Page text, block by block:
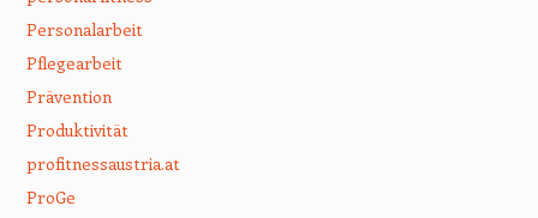
Personalarbeit
Pflegearbeit
Prävention
Produktivität
profitnessaustria.at
ProGe